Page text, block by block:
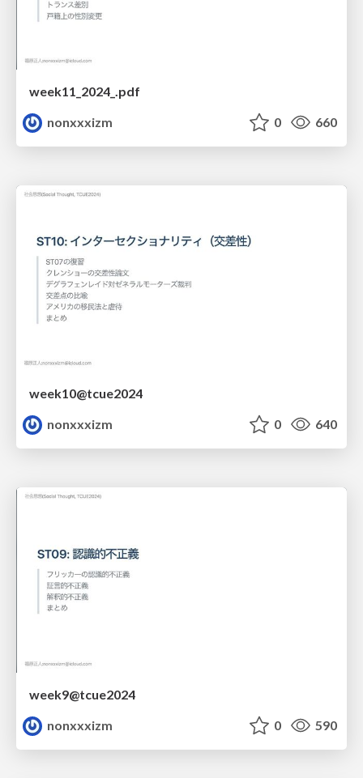
week11_2024_.pdf
nonxxxizm
0 660
week10@tcue2024
nonxxxizm
0 640
week9@tcue2024
nonxxxizm
0 590